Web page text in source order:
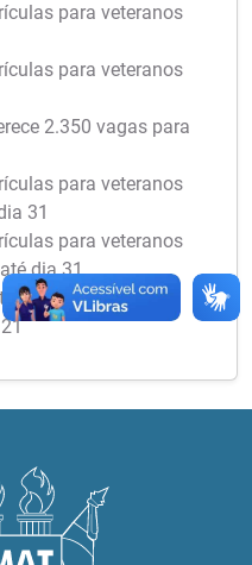
para veteranos
para veteranos
2.350 vagas para
para veteranos
31
para veteranos
dia 31
inicia